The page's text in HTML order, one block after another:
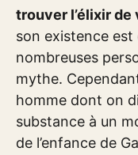
trouver l’élixir de
son existence
nombreuses
mythe.
homme dont on
substance à un
de l’enfance de